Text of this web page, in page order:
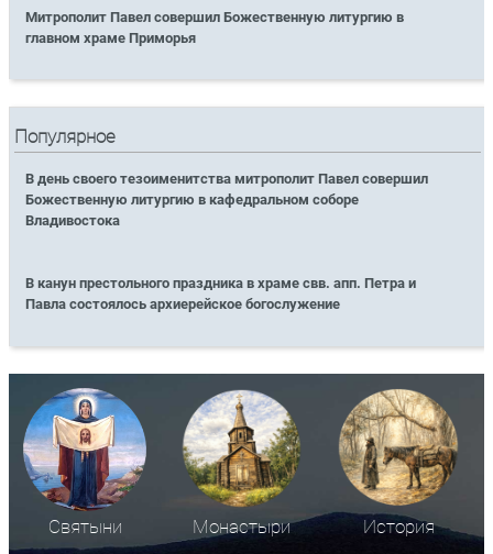
Митрополит Павел совершил Божественную литургию в
главном храме Приморья
Популярное
В день своего тезоименитства митрополит Павел совершил
Божественную литургию в кафедральном соборе
Владивостока
В канун престольного праздника в храме свв. апп. Петра и
Павла состоялось архиерейское богослужение
Святыни Монастыри История